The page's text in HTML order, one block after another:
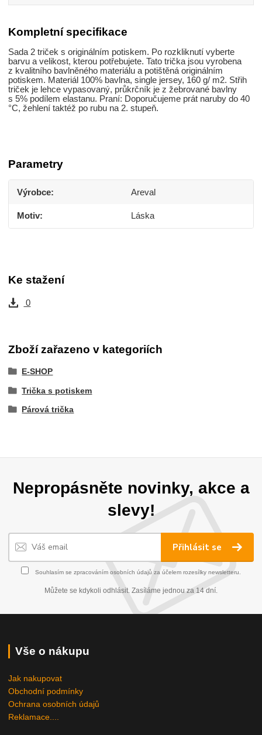
Kompletní specifikace
Sada 2 triček s originálním potiskem. Po rozkliknutí vyberte
barvu a velikost, kterou potřebujete. Tato trička jsou vyrobena
z kvalitního bavlněného materiálu a potištěná originálním
potiskem. Materiál 100% bavlna, single jersey, 160 g/ m2. Střih
triček je lehce vypasovaný, průkrčník je z žebrované bavlny
s 5% podílem elastanu. Praní: Doporučujeme prát naruby do 40
°C, žehlení taktéž po rubu na 2. stupeň.
Parametry
Výrobce Areval
Motiv Láska
Ke stažení
0
Zboží zařazeno v kategoriích
E-SHOP
Trička s potiskem
Párová trička
Nepropásněte novinky, akce a
slevy!
Přihlásit se
Souhlasím se zpracováním osobních údajů za účelem rozesílky newsletteru.
Můžete se kdykoli odhlásit. Zasíláme jednou za 14 dní.
Vše o nákupu
Jak nakupovat
Obchodní podmínky
Ochrana osobních údajů
Reklamace....